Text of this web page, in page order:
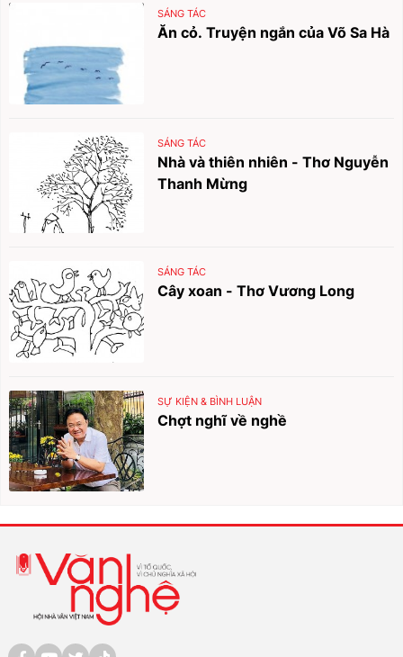
SÁNG TÁC
Ăn cỏ. Truyện ngắn của Võ Sa Hà
SÁNG TÁC
Nhà và thiên nhiên - Thơ Nguyễn
Thanh Mừng
SÁNG TÁC
Cây xoan - Thơ Vương Long
SỰ KIỆN & BÌNH LUẬN
Chợt nghĩ về nghề